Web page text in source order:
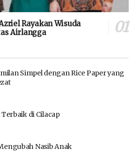
Rayakan Wisuda
Airlangga
Simpel dengan Rice Paper yang
Terbaik di Cilacap
Nasib Anak